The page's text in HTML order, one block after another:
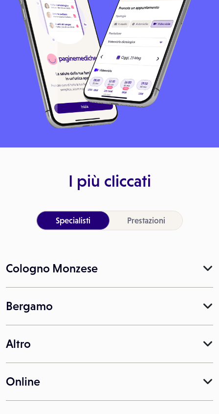
I più cliccati
Specialisti Prestazioni
Cologno Monzese
Bergamo
Altro
Online